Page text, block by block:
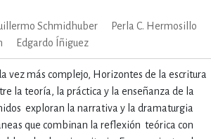
Schmidhuber
Perla C. Hermosillo
Edgardo Íñiguez
vez más complejo, Horizontes de la escritura
la teoría, la práctica y la enseñanza de la
exploran la narrativa y la dramaturgia
que combinan la reflexión teórica con